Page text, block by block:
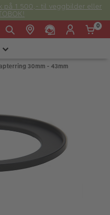
på 1 500,- til veggbilder eller
Søndag: 20:00
E-post:
kundeservice@japanphoto.no
0
30mm - 43mm